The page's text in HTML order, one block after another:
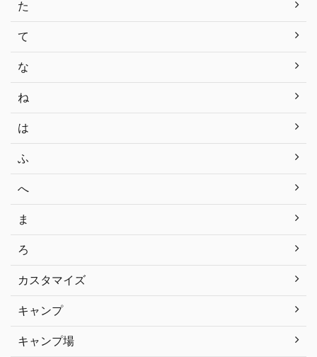
た
て
な
ね
は
ふ
へ
ま
ろ
カスタマイズ
キャンプ
キャンプ場